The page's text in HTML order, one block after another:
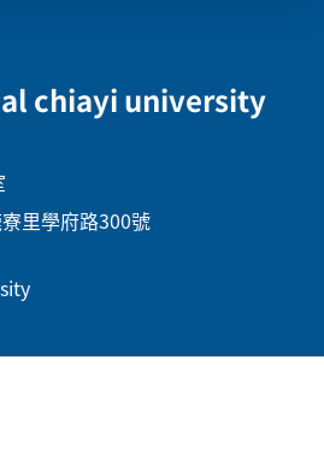
chiayi university
里學府路300號